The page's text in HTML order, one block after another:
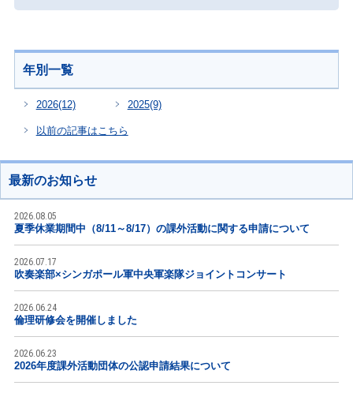
年別一覧
2026(12) 2025(9)
以前の記事はこちら
最新のお知らせ
2026.08.05
夏季休業期間中（8/11～8/17）の課外活動に関する申請について
2026.07.17
吹奏楽部×シンガポール軍中央軍楽隊ジョイントコンサート
2026.06.24
倫理研修会を開催しました
2026.06.23
2026年度課外活動団体の公認申請結果について